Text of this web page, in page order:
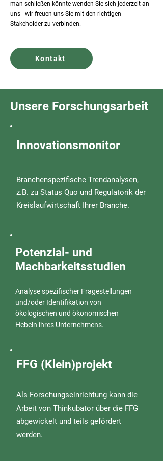
man schließen könnte wenden Sie sich jederzeit an
uns - wir freuen uns Sie mit den richtigen
Stakeholder zu verbinden.
Kontakt
Unsere Forschungsarbeit
Innovationsmonitor
Branchenspezifische Trendanalysen,
z.B. zu Status Quo und Regulatorik der
Kreislaufwirtschaft Ihrer Branche.
Potenzial- und
Machbarkeitsstudien
Analyse spezifischer Fragestellungen
und/oder Identifikation von
ökologischen und ökonomischen
Hebeln ihres Unternehmens.
FFG (Klein)projekt
Als Forschungseinrichtung kann die
Arbeit von Thinkubator über die FFG
abgewickelt und teils gefördert
werden.